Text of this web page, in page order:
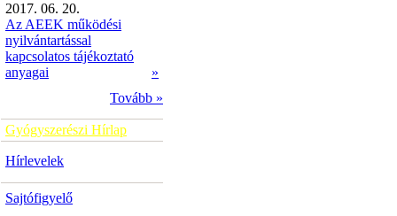
2017. 06. 20.
Az AEEK működési
nyilvántartással
kapcsolatos tájékoztató
anyagai
»
Tovább »
Gyógyszerészi Hírlap
Hírlevelek
Sajtófigyelő